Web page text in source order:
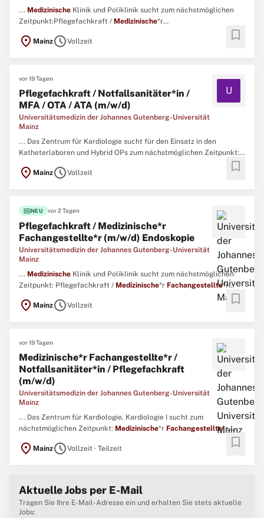
... Medizinische Klinik und Poliklinik sucht zum nächstmöglichen
Zeitpunkt:Pflegefachkraft / Medizinische*r
*r(m/w/d) EndoskopieWir bieten Ihnen:Tätigkeit in
einer großen FunktionsabteilungGesamtes Spektrum
location_on MainzscheduleVollzeit bookmark
vor 19 Tagen
Pflegefachkraft / Notfallsanitäter*in /
MFA / OTA / ATA (m/w/d)
Universitätsmedizin der Johannes Gutenberg-Universität
Mainz
U
... Das Zentrum für Kardiologie sucht für den Einsatz in den
Katheterlaboren und Hybrid OPs zum nächstmöglichen Zeitpunkt:
/ OTA / ATA (m/w/d)Wir
bieten Ihnen:Herausfordernde Tätigkeit mit Gestaltungsspielraum
location_on MainzscheduleVollzeit bookmark
fiber_newNEU vor 2 Tagen
Pflegefachkraft / Medizinische*r
Fachangestellte*r (m/w/d) Endoskopie
Universitätsmedizin der Johannes Gutenberg-Universität
Mainz
... Medizinische Klinik und Poliklinik sucht zum nächstmöglichen
Zeitpunkt: Pflegefachkraft / Medizinische*r Fachangestellte*r
(m/w/d) Endoskopie Wir bieten Ihnen:Tätigkeit in einer großen
FunktionsabteilungGesamtes Spektrum endoskopischer und
location_on MainzscheduleVollzeit bookmark
vor 19 Tagen
Medizinische*r Fachangestellte*r /
Notfallsanitäter*in / Pflegefachkraft
(m/w/d)
Universitätsmedizin der Johannes Gutenberg-Universität
Mainz
... Das Zentrum für Kardiologie, Kardiologie I sucht zum
nächstmöglichen Zeitpunkt: Medizinische*r Fachangestellte*r /
Funktionsdiagnostik Wir bieten Ihnen:Dienstzeiten werktags in der
location_on MainzscheduleVollzeit · Teilzeit bookmark
Aktuelle Jobs per E-Mail
Tragen Sie Ihre E-Mail-Adresse ein und erhalten Sie stets aktuelle
Jobs: